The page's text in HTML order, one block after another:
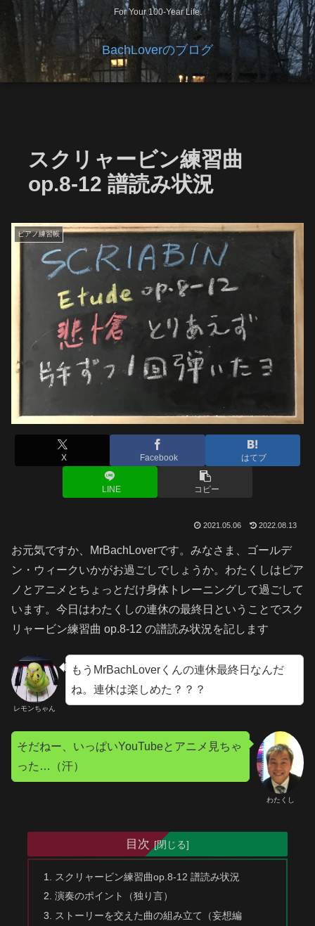
For Your 100-Year Life.
BachLoverのブログ
スクリャービン練習曲
op.8-12 譜読み状況
ピアノ練習帳
X Facebook はてブ
LINE コピー
2021.05.06 2022.08.13
お元気ですか、MrBachLoverです。みなさま、ゴールデ
ン・ウィークいかがお過ごしでしょうか。わたくしはピア
ノとアニメとちょっとだけ身体トレーニングして過ごして
います。今日はわたくしの連休の最終日ということでスク
リャービン練習曲 op.8-12 の譜読み状況を記します
レモンちゃん
もうMrBachLoverくんの連休最終日なんだ
ね。連休は楽しめた？？？
わたくし
そだねー、いっぱいYouTubeとアニメ見ちゃ
った…（汗）
目次
スクリャービン練習曲op.8-12 譜読み状況
演奏のポイント（独り言）
ストーリーを交えた曲の組み立て（妄想編